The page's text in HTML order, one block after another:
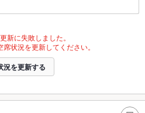
新に失敗しました。
状況を更新してください。
況を更新する